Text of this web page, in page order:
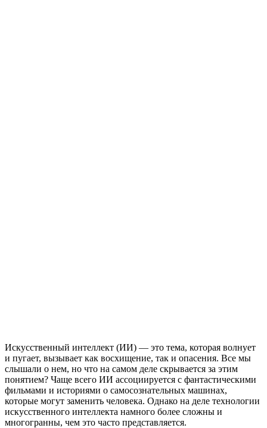
Искусственный интеллект (ИИ) — это тема, которая волнует
и пугает, вызывает как восхищение, так и опасения. Все мы
слышали о нем, но что на самом деле скрывается за этим
понятием? Чаще всего ИИ ассоциируется с фантастическими
фильмами и историями о самосознательных машинах,
которые могут заменить человека. Однако на деле технологии
искусственного интеллекта намного более сложны и
многогранны, чем это часто представляется.